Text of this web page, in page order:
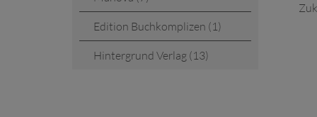
Edition Buchkomplizen (1)
Hintergrund Verlag (13)